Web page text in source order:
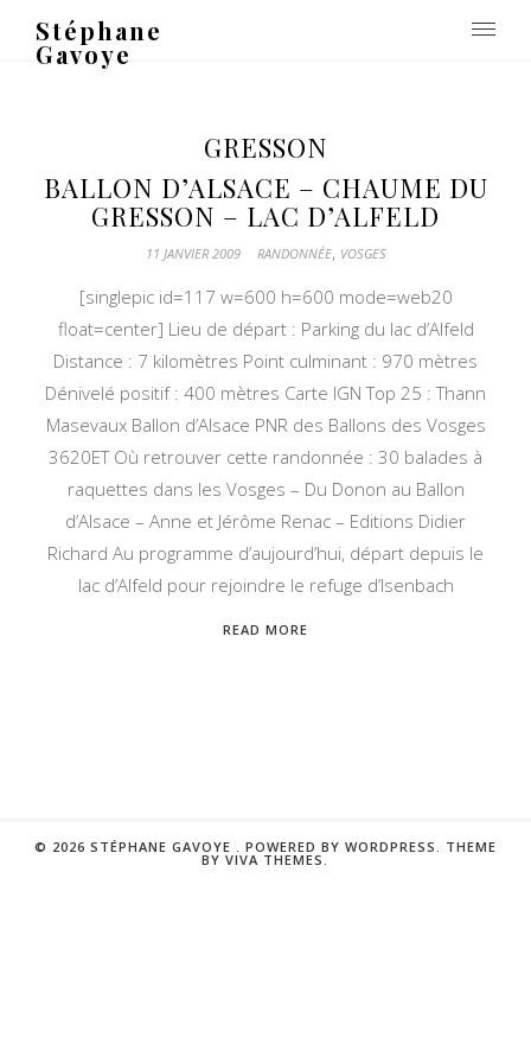
Stéphane
Gavoye
GRESSON
BALLON D’ALSACE – CHAUME DU
GRESSON – LAC D’ALFELD
11 JANVIER 2009 RANDONNÉE, VOSGES
[singlepic id=117 w=600 h=600 mode=web20
float=center] Lieu de départ : Parking du lac d’Alfeld
Distance : 7 kilomètres Point culminant : 970 mètres
Dénivelé positif : 400 mètres Carte IGN Top 25 : Thann
Masevaux Ballon d’Alsace PNR des Ballons des Vosges
3620ET Où retrouver cette randonnée : 30 balades à
raquettes dans les Vosges – Du Donon au Ballon
d’Alsace – Anne et Jérôme Renac – Editions Didier
Richard Au programme d’aujourd’hui, départ depuis le
lac d’Alfeld pour rejoindre le refuge d’Isenbach
READ MORE
© 2026 STÉPHANE GAVOYE . POWERED BY WORDPRESS. THEME
BYVIVA THEMES .